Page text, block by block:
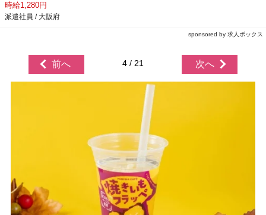
時給1,280円
派遣社員 / 大阪府
sponsored by 求人ボックス
前へ 4 / 21 次へ